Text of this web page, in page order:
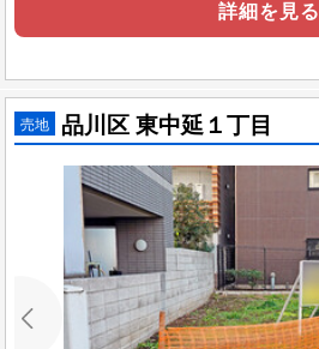
詳細を見る
売地 品川区 東中延１丁目